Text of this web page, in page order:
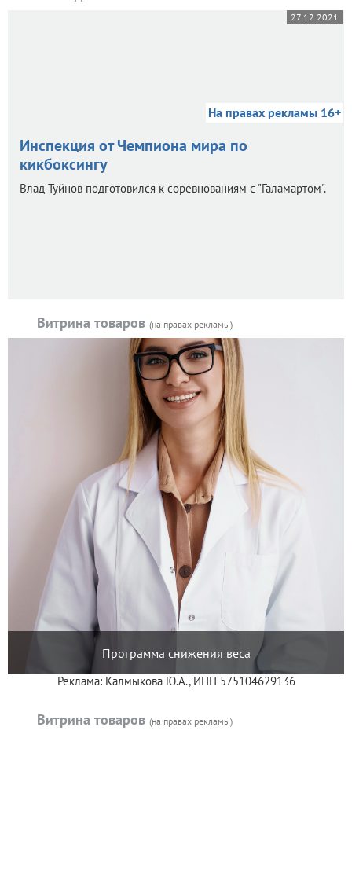
27.12.2021
На правах рекламы 16+
Инспекция от Чемпиона мира по
кикбоксингу
Влад Туйнов подготовился к соревнованиям с "Галамартом".
Витрина товаров (на правах рекламы)
Программа снижения веса
Реклама: Калмыкова Ю.А., ИНН 575104629136
Витрина товаров (на правах рекламы)